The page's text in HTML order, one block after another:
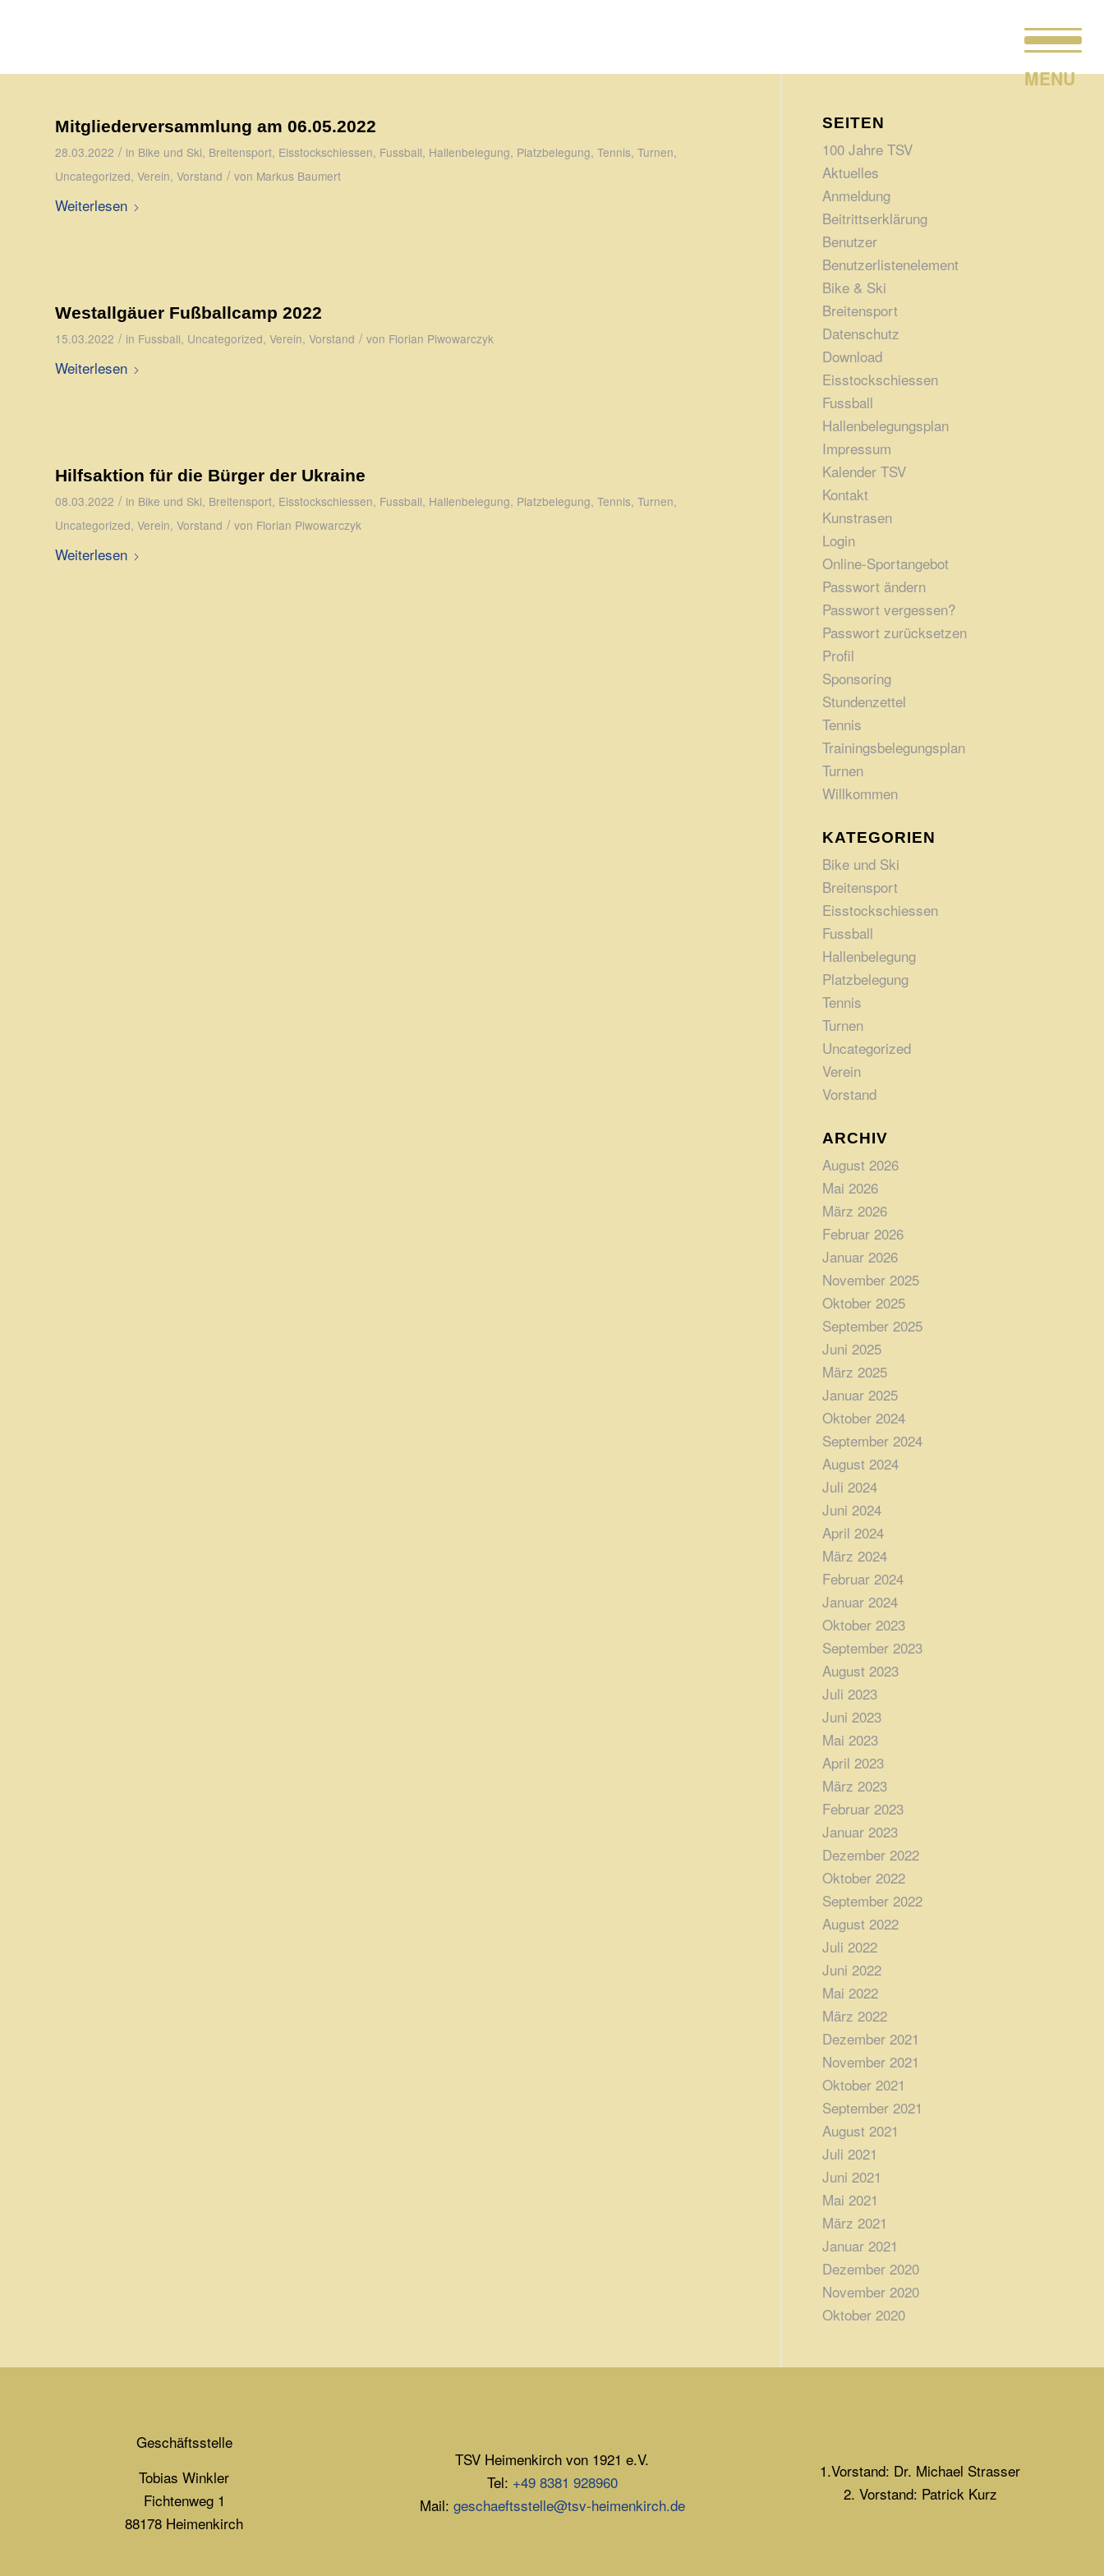
Mitgliederversammlung am 06.05.2022
28.03.2022 / in Bike und Ski, Breitensport, Eisstockschiessen, Fussball, Hallenbelegung, Platzbelegung, Tennis, Turnen,
Uncategorized, Verein, Vorstand / von Markus Baumert
Weiterlesen
Westallgäuer Fußballcamp 2022
15.03.2022 / in Fussball, Uncategorized, Verein, Vorstand / von Florian Piwowarczyk
Weiterlesen
Hilfsaktion für die Bürger der Ukraine
08.03.2022 / in Bike und Ski, Breitensport, Eisstockschiessen, Fussball, Hallenbelegung, Platzbelegung, Tennis, Turnen,
Uncategorized, Verein, Vorstand / von Florian Piwowarczyk
Weiterlesen
SEITEN
100 Jahre TSV
Aktuelles
Anmeldung
Beitrittserklärung
Benutzer
Benutzerlistenelement
Bike & Ski
Breitensport
Datenschutz
Download
Eisstockschiessen
Fussball
Hallenbelegungsplan
Impressum
Kalender TSV
Kontakt
Kunstrasen
Login
Online-Sportangebot
Passwort ändern
Passwort vergessen?
Passwort zurücksetzen
Profil
Sponsoring
Stundenzettel
Tennis
Trainingsbelegungsplan
Turnen
Willkommen
KATEGORIEN
Bike und Ski
Breitensport
Eisstockschiessen
Fussball
Hallenbelegung
Platzbelegung
Tennis
Turnen
Uncategorized
Verein
Vorstand
ARCHIV
August 2026
Mai 2026
März 2026
Februar 2026
Januar 2026
November 2025
Oktober 2025
September 2025
Juni 2025
März 2025
Januar 2025
Oktober 2024
September 2024
August 2024
Juli 2024
Juni 2024
April 2024
März 2024
Februar 2024
Januar 2024
Oktober 2023
September 2023
August 2023
Juli 2023
Juni 2023
Mai 2023
April 2023
März 2023
Februar 2023
Januar 2023
Dezember 2022
Oktober 2022
September 2022
August 2022
Juli 2022
Juni 2022
Mai 2022
März 2022
Dezember 2021
November 2021
Oktober 2021
September 2021
August 2021
Juli 2021
Juni 2021
Mai 2021
März 2021
Januar 2021
Dezember 2020
November 2020
Oktober 2020
Geschäftsstelle
Tobias Winkler
Fichtenweg 1
88178 Heimenkirch
TSV Heimenkirch von 1921 e.V.
Tel: +49 8381 928960
Mail: geschaeftsstelle@tsv-heimenkirch.de
1.Vorstand: Dr. Michael Strasser
2. Vorstand: Patrick Kurz